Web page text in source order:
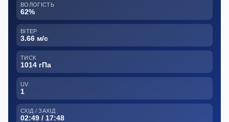
ВОЛОГІСТЬ
62%
ВІТЕР
3.66 м/с
ТИСК
1014 гПа
UV
1
СХІД / ЗАХІД
02:49 / 17:48